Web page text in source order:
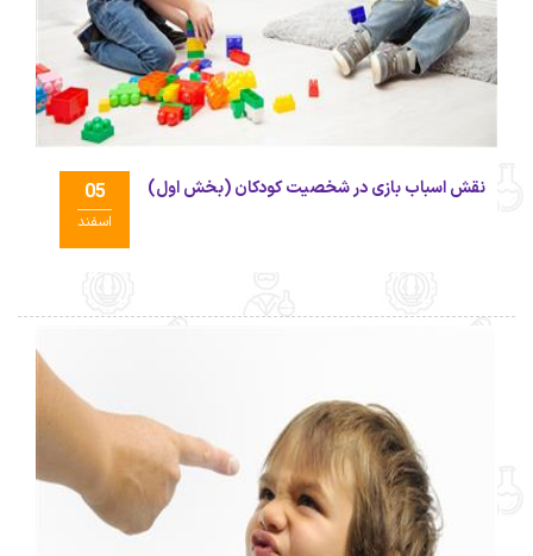
05
اسفند
نقش اسباب بازی در شخصیت کودکان (بخش اول)